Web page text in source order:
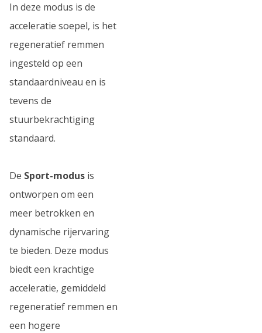
In deze modus is de
acceleratie soepel, is het
regeneratief remmen
ingesteld op een
standaardniveau en is
tevens de
stuurbekrachtiging
standaard.
De Sport-modus is
ontworpen om een
meer betrokken en
dynamische rijervaring
te bieden. Deze modus
biedt een krachtige
acceleratie, gemiddeld
regeneratief remmen en
een hogere